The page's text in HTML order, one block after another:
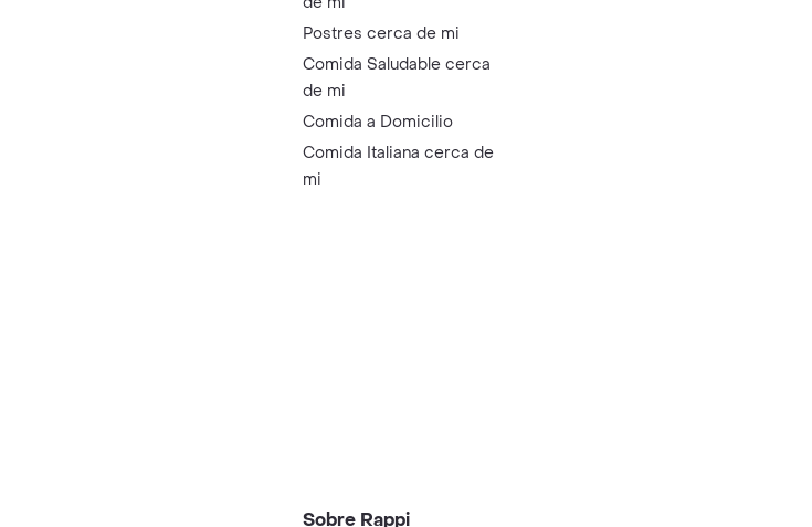
Postres cerca de mi
Comida Saludable cerca
de mi
Comida a Domicilio
Comida Italiana cerca de
mi
Sobre Rappi